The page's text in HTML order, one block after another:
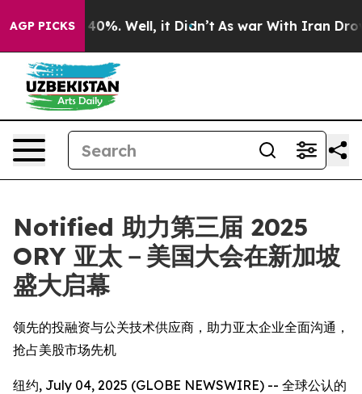
AGP PICKS
Around 40%. Well, it Didn’t As war With Iran Drove
Notified 助力第三届 2025
ORY 亚太－美国大会在新加坡
盛大启幕
领先的投融资与公关技术供应商，助力亚太企业全面沟通，
抢占美股市场先机
纽约, July 04, 2025 (GLOBE NEWSWIRE) -- 全球公认的